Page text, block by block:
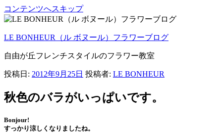
コンテンツへスキップ
LE BONHEUR（ル ボヌール）フラワーブログ
自由が丘フレンチスタイルのフラワー教室
投稿日: 2012年9月25日 投稿者: LE BONHEUR
秋色のバラがいっぱいです。
Bonjour!
すっかり涼しくなりましたね。